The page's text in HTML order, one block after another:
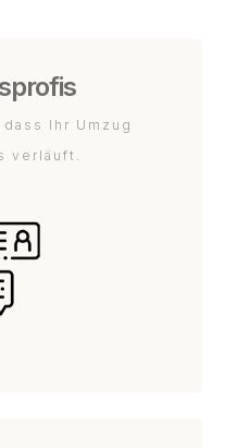
Ihr Umzug
verläuft.